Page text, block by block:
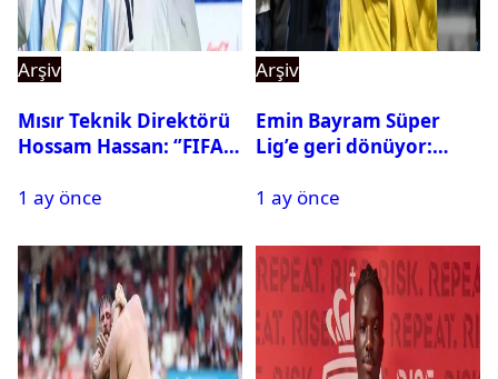
Arşiv
Mısır Teknik Direktörü
Hossam Hassan: ‘’FIFA,
istemiyor’’
1 ay önce
Arşiv
Emin Bayram Süper
Lig’e geri dönüyor:
1 ay önce